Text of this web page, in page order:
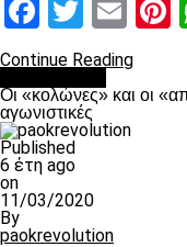
Facebook
Continue Reading
Οι «κολώνες» και οι
αγωνιστικές
Published
6 έτη ago
on
11/03/2020
By
paokrevolution